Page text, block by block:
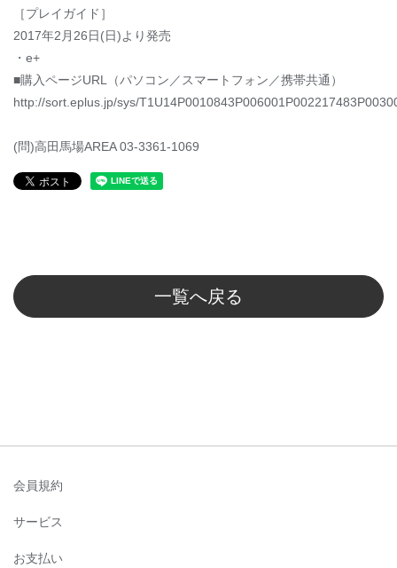
［プレイガイド］
2017年2月26日(日)より発売
・e+
■購入ページURL（パソコン／スマートフォン／携帯共通）
http://sort.eplus.jp/sys/
(問)高田馬場AREA 03-3361-1069
一覧へ戻る
会員規約
サービス
お支払い